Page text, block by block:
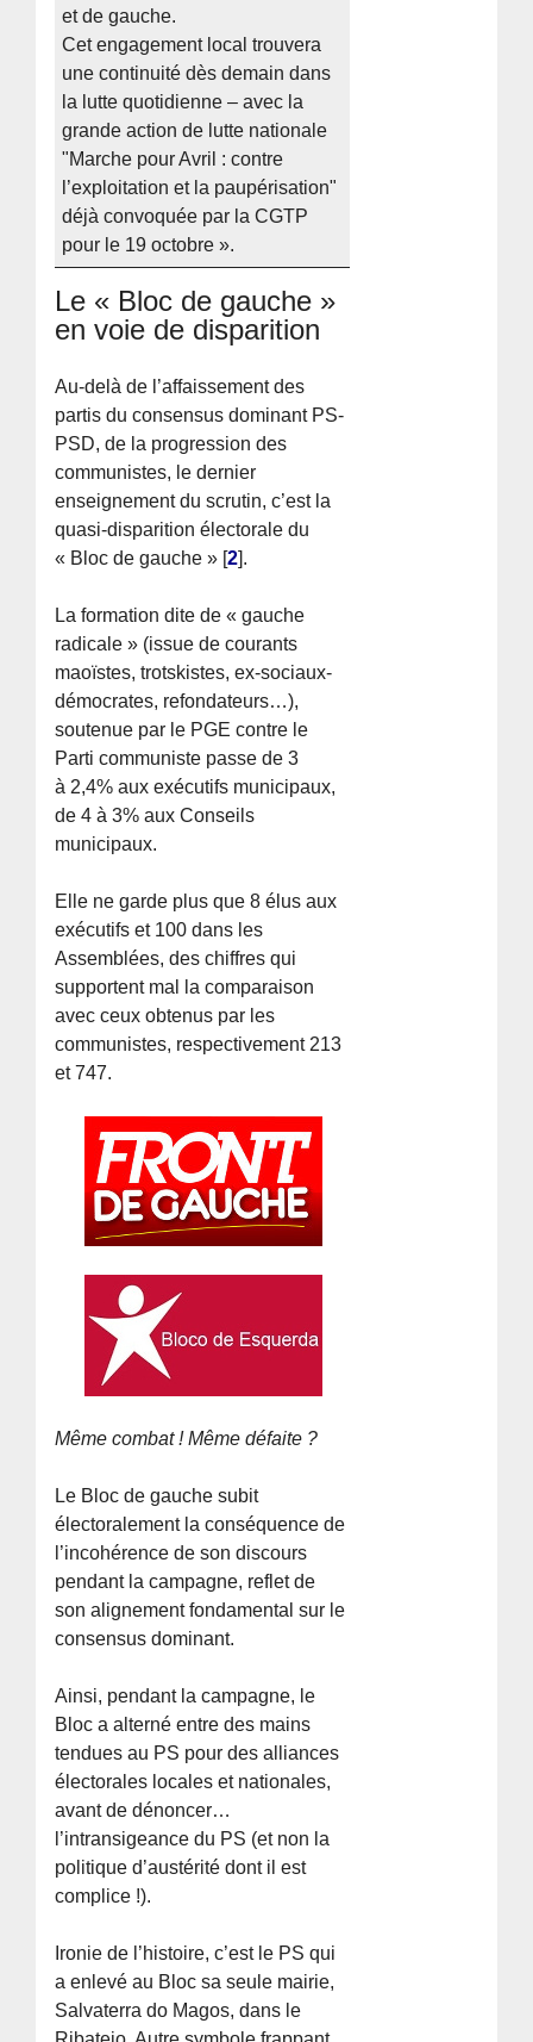
et de gauche.
Cet engagement local trouvera
une continuité dès demain dans
la lutte quotidienne – avec la
grande action de lutte nationale
"Marche pour Avril : contre
l’exploitation et la paupérisation"
déjà convoquée par la CGTP
pour le 19 octobre ».
Le « Bloc de gauche »
en voie de disparition
Au-delà de l’affaissement des
partis du consensus dominant PS-
PSD, de la progression des
communistes, le dernier
enseignement du scrutin, c’est la
quasi-disparition électorale du
« Bloc de gauche » [2].
La formation dite de « gauche
radicale » (issue de courants
maoïstes, trotskistes, ex-sociaux-
démocrates, refondateurs…),
soutenue par le PGE contre le
Parti communiste passe de 3
à 2,4% aux exécutifs municipaux,
de 4 à 3% aux Conseils
municipaux.
Elle ne garde plus que 8 élus aux
exécutifs et 100 dans les
Assemblées, des chiffres qui
supportent mal la comparaison
avec ceux obtenus par les
communistes, respectivement 213
et 747.
Même combat ! Même défaite ?
Le Bloc de gauche subit
électoralement la conséquence de
l’incohérence de son discours
pendant la campagne, reflet de
son alignement fondamental sur le
consensus dominant.
Ainsi, pendant la campagne, le
Bloc a alterné entre des mains
tendues au PS pour des alliances
électorales locales et nationales,
avant de dénoncer…
l’intransigeance du PS (et non la
politique d’austérité dont il est
complice !).
Ironie de l’histoire, c’est le PS qui
a enlevé au Bloc sa seule mairie,
Salvaterra do Magos, dans le